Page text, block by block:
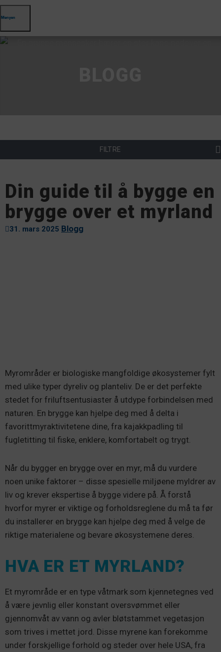
Menyen
FILTRE
Din guide til å bygge en
brygge over et myrland
31. mars 2025 Blogg
Myrområder er biologiske mangfoldige økosystemer fylt
med ulike typer dyreliv og planteliv. De er det perfekte
stedet for friluftsentusiaster å utdype forbindelsen med
naturen. En brygge kan hjelpe deg med å delta i
favorittmyraktivitetene dine, fra kajakkpadling til
fugletitting til fiske, enklere, komfortabelt og trygt.
Når du bygger en brygge over en myr, må du vurdere
noen unike faktorer – disse spesielle miljøene myldrer av
liv og krever ekspertise å bygge videre på. Å forstå
hvorfor myrer er viktige og forholdsreglene du må ta før
du installerer en brygge kan hjelpe deg med å velge de
riktige materialene og bevare økosystemene deres.
HVA ER ET MYRLAND?
Et myrområde er en type våtmark som kjennetegnes ved
å være jevnlig eller konstant oversvømmet eller
gjennomvåt av vann og avler bløtstammet vegetasjon
som trives i mettet jord. Disse myrene kan forekomme
under forskjellige forhold og steder over hele USA, fra